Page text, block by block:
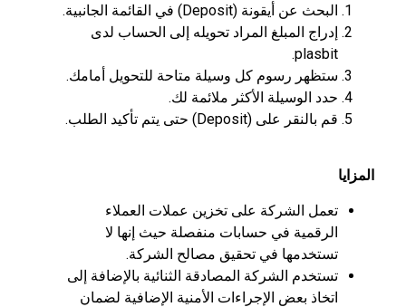
البحث عن أيقونة (Deposit) في القائمة الجانبية.
إدراج المبلغ المراد تحويله إلى الحساب لدى
plasbit.
ستظهر رسوم كل وسيلة متاحة للتحويل أمامك.
حدد الوسيلة الأكثر ملائمة لك.
قم بالنقر على (Deposit) حتى يتم تأكيد الطلب.
المزايا
تعمل الشركة على تخزين عملات العملاء
الرقمية في حسابات منفصلة حيث إنها لا
تستخدمها في تحقيق مصالح الشركة.
تستخدم الشركة المصادقة الثنائية بالإضافة إلى
اتخاذ بعض الإجراءات الأمنية الإضافية لضمان